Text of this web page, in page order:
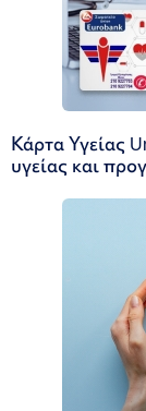
Κάρτα Υγείας
υγείας και